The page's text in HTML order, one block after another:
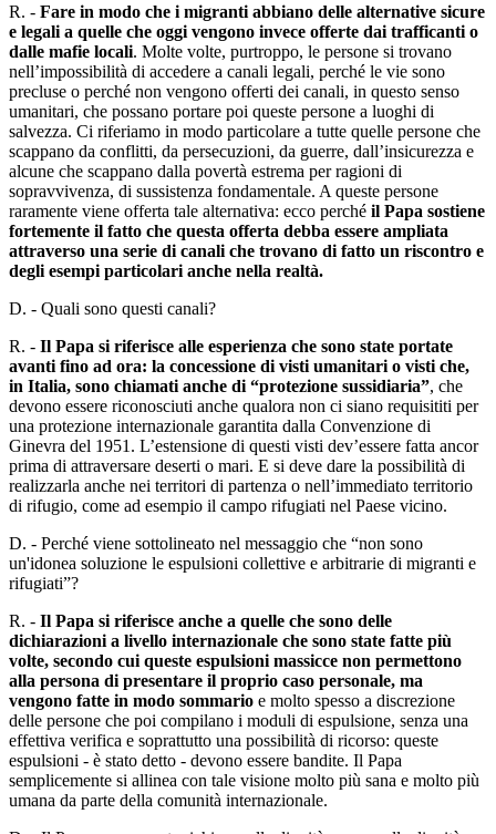
R. - Fare in modo che i migranti abbiano delle alternative sicure
e legali a quelle che oggi vengono invece offerte dai trafficanti o
dalle mafie locali. Molte volte, purtroppo, le persone si trovano
nell’impossibilità di accedere a canali legali, perché le vie sono
precluse o perché non vengono offerti dei canali, in questo senso
umanitari, che possano portare poi queste persone a luoghi di
salvezza. Ci riferiamo in modo particolare a tutte quelle persone che
scappano da conflitti, da persecuzioni, da guerre, dall’insicurezza e
alcune che scappano dalla povertà estrema per ragioni di
sopravvivenza, di sussistenza fondamentale. A queste persone
raramente viene offerta tale alternativa: ecco perché il Papa sostiene
fortemente il fatto che questa offerta debba essere ampliata
attraverso una serie di canali che trovano di fatto un riscontro e
degli esempi particolari anche nella realtà.
D. - Quali sono questi canali?
R. - Il Papa si riferisce alle esperienza che sono state portate
avanti fino ad ora: la concessione di visti umanitari o visti che,
in Italia, sono chiamati anche di “protezione sussidiaria”, che
devono essere riconosciuti anche qualora non ci siano requisititi per
una protezione internazionale garantita dalla Convenzione di
Ginevra del 1951. L’estensione di questi visti dev’essere fatta ancor
prima di attraversare deserti o mari. E si deve dare la possibilità di
realizzarla anche nei territori di partenza o nell’immediato territorio
di rifugio, come ad esempio il campo rifugiati nel Paese vicino.
D. - Perché viene sottolineato nel messaggio che “non sono
un'idonea soluzione le espulsioni collettive e arbitrarie di migranti e
rifugiati”?
R. - Il Papa si riferisce anche a quelle che sono delle
dichiarazioni a livello internazionale che sono state fatte più
volte, secondo cui queste espulsioni massicce non permettono
alla persona di presentare il proprio caso personale, ma
vengono fatte in modo sommario e molto spesso a discrezione
delle persone che poi compilano i moduli di espulsione, senza una
effettiva verifica e soprattutto una possibilità di ricorso: queste
espulsioni - è stato detto - devono essere bandite. Il Papa
semplicemente si allinea con tale visione molto più sana e molto più
umana da parte della comunità internazionale.